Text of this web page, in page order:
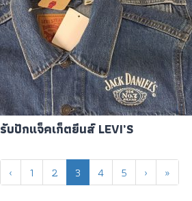
รับปักแจ็คเก็ตยีนส์ LEVI’S
‹ 1 2 3 4 5 › »